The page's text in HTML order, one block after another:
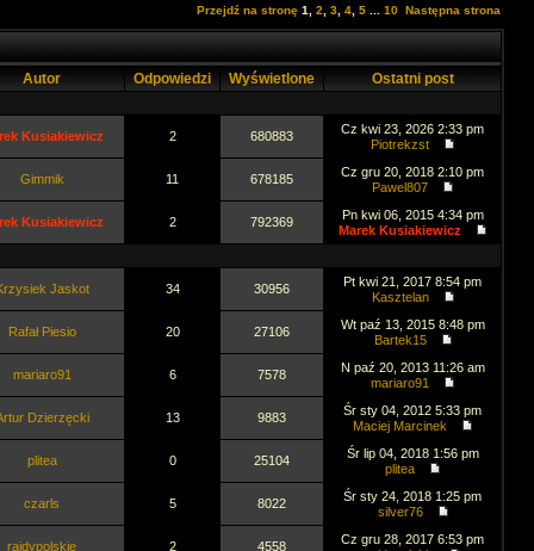
Przejdź na stronę 1 2 3 4 5 10 Następna strona
Autor Odpowiedzi Wyświetlone Ostatni post
Kusiakiewicz 2 680883
Cz kwi 23, 2026 2:33 pm
Piotrekzst
Gimmik 11 678185
Cz gru 20, 2018 2:10 pm
Pawel807
Kusiakiewicz 2 792369
Pn kwi 06, 2015 4:34 pm
Marek Kusiakiewicz
Jaskot 34 30956
Pt kwi 21, 2017 8:54 pm
Kasztelan
Rafał Piesio 20 27106
Wt paź 13, 2015 8:48 pm
Bartek15
mariaro91 6 7578
N paź 20, 2013 11:26 am
mariaro91
Dzierzęcki 13 9883
Śr sty 04, 2012 5:33 pm
Maciej Marcinek
plitea 0 25104
Śr lip 04, 2018 1:56 pm
plitea
czarls 5 8022
Śr sty 24, 2018 1:25 pm
silver76
rajdypolskie 2 4558
Cz gru 28, 2017 6:53 pm